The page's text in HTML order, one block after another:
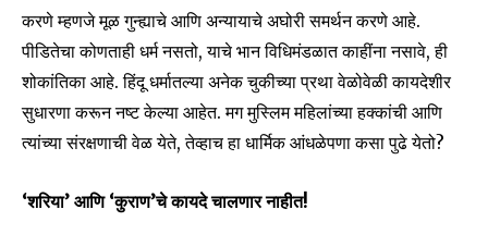
करणे म्हणजे मूळ गुन्ह्याचे आणि अन्यायाचे अघोरी समर्थन करणे आहे.
पीडितेचा कोणताही धर्म नसतो, याचे भान विधिमंडळात काहींना नसावे, ही
शोकांतिका आहे. हिंदू धर्मातल्या अनेक चुकीच्या प्रथा वेळोवेळी कायदेशीर
सुधारणा करून नष्ट केल्या आहेत. मग मुस्लिम महिलांच्या हक्कांची आणि
त्यांच्या संरक्षणाची वेळ येते, तेव्हाच हा धार्मिक आंधळेपणा कसा पुढे येतो?
‘शरिया’ आणि ‘कुराण’चे कायदे चालणार नाहीत!